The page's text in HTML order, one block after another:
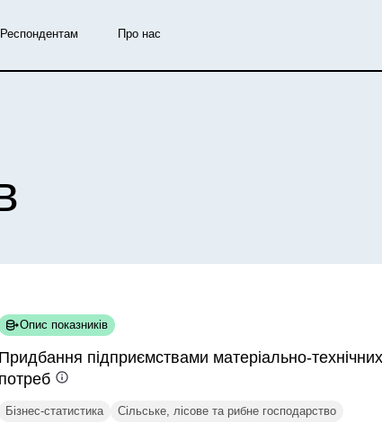
Респондентам Про нас
Опис показників
Придбання підприємствами матеріально-
потреб
Бізнес-статистика Сільське, лісове та рибне господарство